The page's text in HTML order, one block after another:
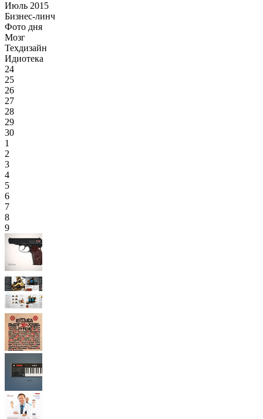
Июль 2015
Бизнес-линч
Фото дня
Мозг
Техдизайн
Идиотека
24
25
26
27
28
29
30
1
2
3
4
5
6
7
8
9